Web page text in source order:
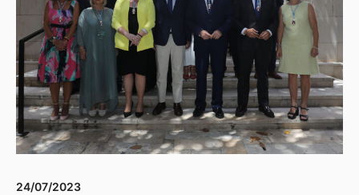
24/07/2023